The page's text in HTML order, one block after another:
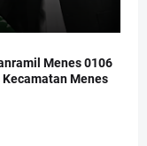
Menes 0106
Kecamatan Menes